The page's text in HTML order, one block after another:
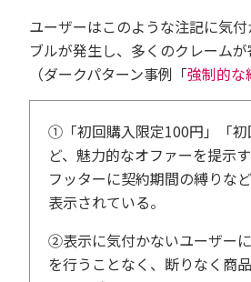
ユーザーはこのような注記に気
ブルが発生し、多くのクレームが
（ダークパターン事例「強制的な
①「初回購入限定100円」「初
ど、魅力的なオファーを提示
フッターに契約期間の縛りな
表示されている。
②表示に気付かないユーザー
を行うことなく、断りなく商